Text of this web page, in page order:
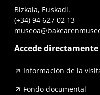
Bizkaia, Euskadi.
(+34) 94 627 02 13
Accede directamente
Información de la
Fondo documental